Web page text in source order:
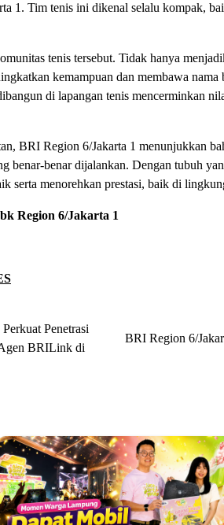
1. Tim tenis ini dikenal selalu kompak,
tenis tersebut. Tidak hanya
kemampuan dan membawa
di lapangan tenis mencerminkan
BRI Region 6/Jakarta 1 menunjukkan
benar-benar dijalankan. Dengan tubuh
serta menorehkan prestasi, baik di
Region 6/Jakarta 1
Penetrasi
BRILink di
BRI Region 6/